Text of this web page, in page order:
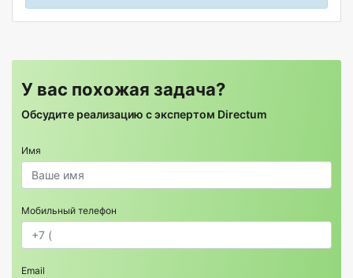
У вас похожая задача?
Обсудите реализацию с экспертом Directum
Имя
Мобильный телефон
Email